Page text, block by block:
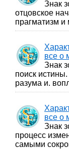
Знак
отцовское
прагматизм и
все о
Знак
поиск
разума и.
все о
Знак
процесс
самыми